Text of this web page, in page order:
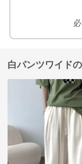
白パンツワイド